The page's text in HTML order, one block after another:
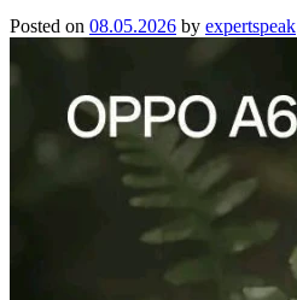
Posted on 08.05.2026 by expertspeak